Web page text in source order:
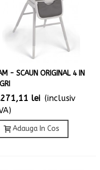
- SCAUN ORIGINAL 4 IN
lei (inclusiv
Adauga In Cos